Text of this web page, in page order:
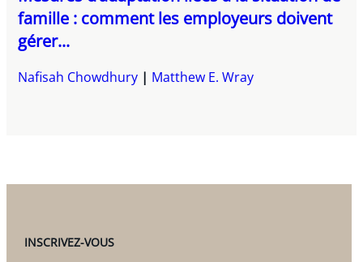
famille : comment les employeurs doivent
gérer...
Nafisah Chowdhury Matthew E. Wray
INSCRIVEZ-VOUS